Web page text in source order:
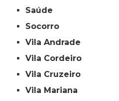
Saúde
Socorro
Vila Andrade
Vila Cordeiro
Vila Cruzeiro
Vila Mariana